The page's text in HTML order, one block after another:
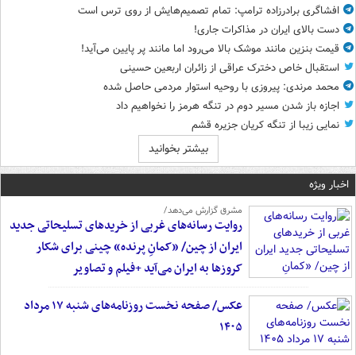
افشاگری برادرزاده ترامپ: تمام تصمیم‌هایش از روی ترس است
دست بالای ایران در مذاکرات جاری!
قیمت بنزین مانند موشک بالا می‌رود اما مانند پر پایین می‌آید!
استقبال خاص دخترک عراقی از زائران اربعین حسینی
محمد مرندی: پیروزی با روحیه استوار مردمی حاصل شده
اجازه باز شدن مسیر دوم در تنگه هرمز را نخواهیم داد
نمایی زیبا از تنگه کریان جزیره قشم
بیشتر بخوانید
اخبار ویژه
مشرق گزارش می‌دهد/
روایت رسانه‌های غربی از خریدهای تسلیحاتی جدید
ایران از چین/ «کمانِ پرنده» چینی برای شکار
کروزها به ایران می‌آید +فیلم و تصاویر
عکس/ صفحه نخست روزنامه‌های شنبه ۱۷ مرداد
۱۴۰۵